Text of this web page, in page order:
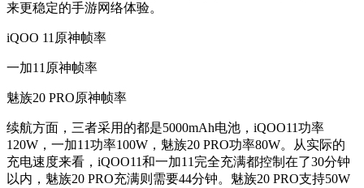
来更稳定的手游网络体验。
iQOO 11原神帧率
一加11原神帧率
魅族20 PRO原神帧率
续航方面，三者采用的都是5000mAh电池，iQOO11功率
120W，一加11功率100W，魅族20 PRO功率80W。从实际的
充电速度来看，iQOO11和一加11完全充满都控制在了30分钟
以内，魅族20 PRO充满则需要44分钟。魅族20 PRO支持50W